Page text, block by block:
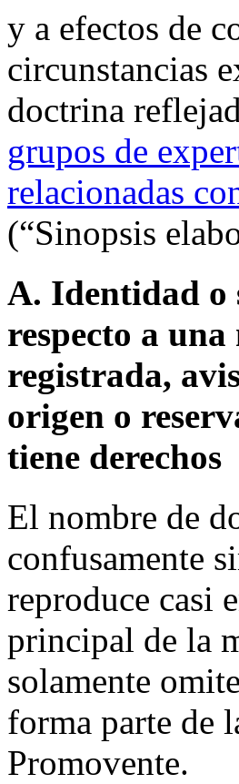
y a efectos de
circunstancias
doctrina
grupos de
relacionadas
(“Sinopsis
A. Identidad o
respecto a
registrada,
origen o
tiene derechos
El nombre de
confusamente
reproduce casi
principal de la
solamente
forma parte de
Promovente.